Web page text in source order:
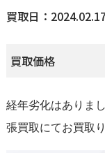
買取日：
買取価格
経年劣化はありま
張買取にてお買取